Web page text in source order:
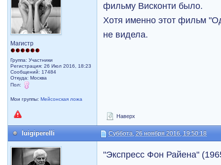
Магистр
Группа: Участники
Регистрация: 26 Июл 2016, 18:23
Сообщений: 17484
Откуда: Москва
Пол:
Мои группы:Мейсонская ложа
фильму Висконти было.
Хотя именно этот фильм
не видела.
Наверх
luigiperelli Суббота, 26 ноября 2016, 19:50:18
"Экспресс Фон Райена"